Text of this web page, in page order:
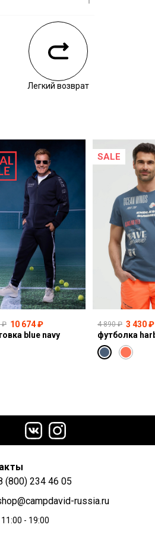
Легкий возврат
₽ 10 674 ₽
blue navy
SALE
4 890 ₽ 3 430 ₽
футболка
(800) 234 46 05
russia.ru
- 19:00